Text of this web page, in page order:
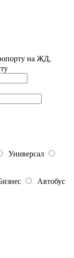
на ЖД,
Универсал
Автобус